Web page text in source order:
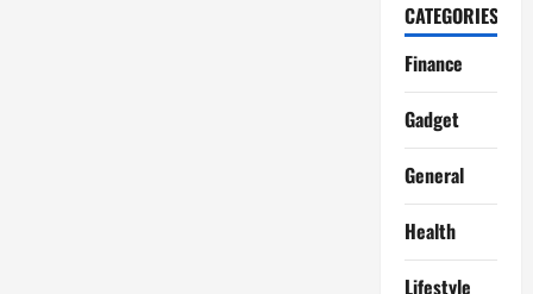
CATEGORIES
Finance
Gadget
General
Health
Lifestyle